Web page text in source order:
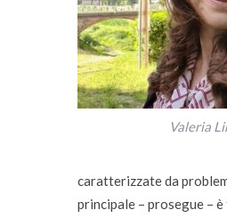
Valeria
caratterizzate da
principale – prosegue –